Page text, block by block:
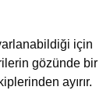
için
gözünde bir
ayırır.